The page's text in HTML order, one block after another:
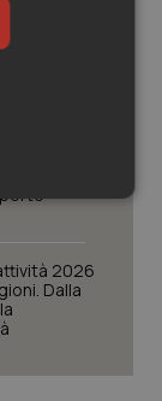
senza
dei
2026
Dalla